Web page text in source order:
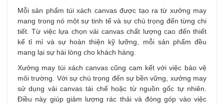
Mỗi sản phẩm túi xách canvas được tạo ra từ xưởng may
mang trong nó một sự tinh tế và sự chú trọng đến từng chi
tiết. Từ việc lựa chọn vải canvas chất lượng cao đến thiết
kế tỉ mỉ và sự hoàn thiện kỹ lưỡng, mỗi sản phẩm đều
mang lại sự hài lòng cho khách hàng.
Xưởng may túi xách canvas cũng cam kết với việc bảo vệ
môi trường. Với sự chú trọng đến sự bền vững, xưởng may
sử dụng vải canvas tái chế hoặc từ nguồn gốc tự nhiên.
Điều này giúp giảm lượng rác thải và đóng góp vào việc